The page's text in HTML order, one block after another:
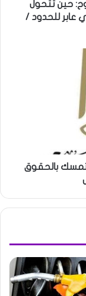
حين تتحول
عابر للحدود /
بالحقوق